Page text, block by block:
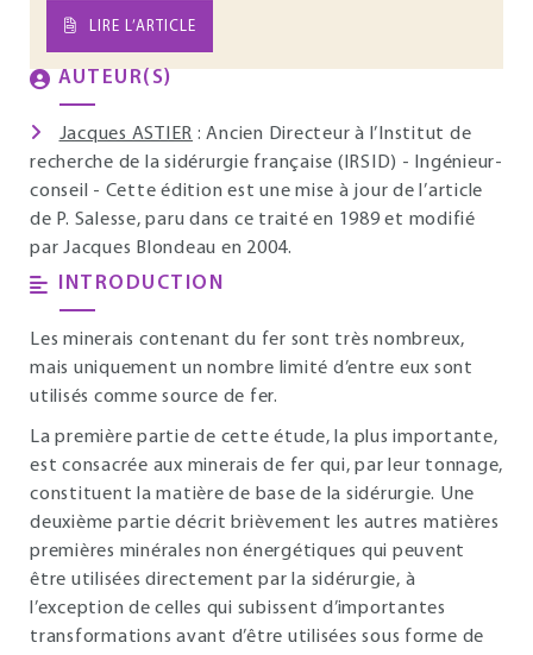
LIRE L’ARTICLE
AUTEUR(S)
Jacques ASTIER : Ancien Directeur à l’Institut de
recherche de la sidérurgie française (IRSID) - Ingénieur-
conseil - Cette édition est une mise à jour de l’article
de P. Salesse, paru dans ce traité en 1989 et modifié
par Jacques Blondeau en 2004.
INTRODUCTION
Les minerais contenant du fer sont très nombreux,
mais uniquement un nombre limité d’entre eux sont
utilisés comme source de fer.
La première partie de cette étude, la plus importante,
est consacrée aux minerais de fer qui, par leur tonnage,
constituent la matière de base de la sidérurgie. Une
deuxième partie décrit brièvement les autres matières
premières minérales non énergétiques qui peuvent
être utilisées directement par la sidérurgie, à
l’exception de celles qui subissent d’importantes
transformations avant d’être utilisées sous forme de